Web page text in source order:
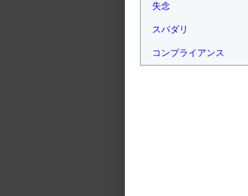
失念
スパダリ
コンプライアンス